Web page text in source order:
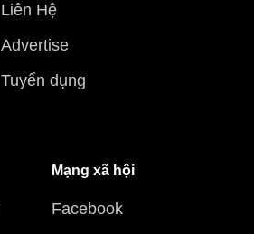
Liên Hệ
Advertise
Tuyển dụng
Mạng xã hội
Facebook